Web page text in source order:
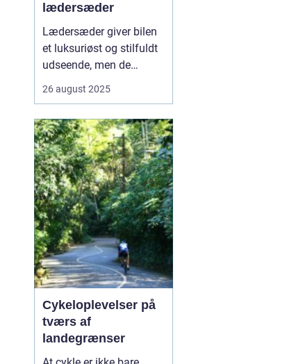
lædersæder
Lædersæder giver bilen
et luksuriøst og stilfuldt
udseende, men de
for at bevare deres
Uden korrekt rengøring
og beskyttelse kan læder
blive tør...
26 august 2025
Cykeloplevelser på
tværs af
landegrænser